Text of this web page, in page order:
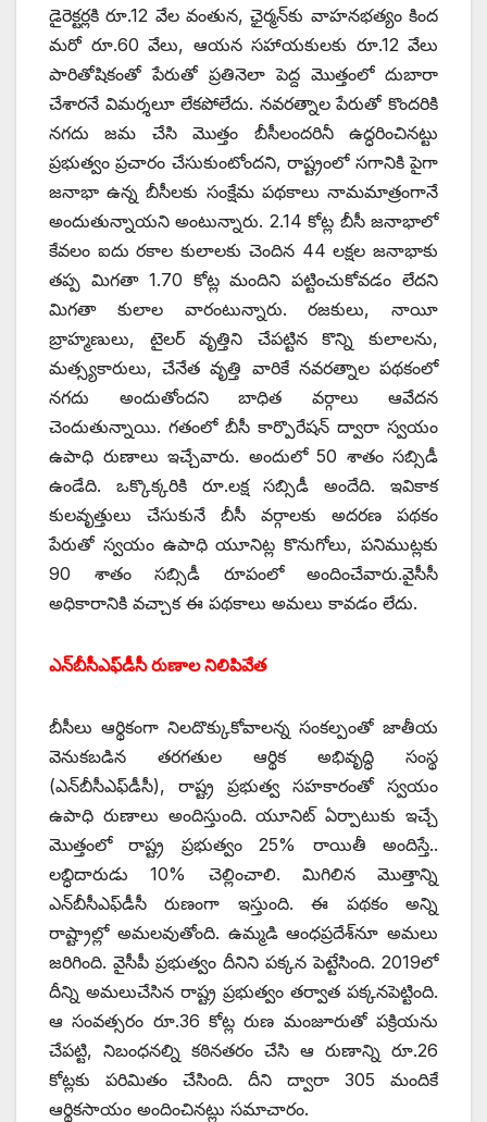
డైరెక్టర్లకి రూ.12 వేల వంతున, ఛైర్మన్‌కు వాహనభత్యం కింద
మరో రూ.60 వేలు, ఆయన సహాయకులకు రూ.12 వేలు
పారితోషికంతో పేరుతో ప్రతినెలా పెద్ద మొత్తంలో దుబారా
చేశారనే విమర్శలూ లేకపోలేదు. నవరత్నాల పేరుతో కొందరికి
నగదు జమ చేసి మొత్తం బీసీలందరినీ ఉద్ధరించినట్టు
ప్రభుత్వం ప్రచారం చేసుకుంటోందని, రాష్ట్రంలో సగానికి పైగా
జనాభా ఉన్న బీసీలకు సంక్షేమ పథకాలు నామమాత్రంగానే
అందుతున్నాయని అంటున్నారు. 2.14 కోట్ల బీసీ జనాభాలో
కేవలం ఐదు రకాల కులాలకు చెందిన 44 లక్షల జనాభాకు
తప్ప మిగతా 1.70 కోట్ల మందిని పట్టించుకోవడం లేదని
మిగతా కులాల వారంటున్నారు. రజకులు, నాయీ
బ్రాహ్మణులు, టైలర్‌ ‌వృత్తిని చేపట్టిన కొన్ని కులాలను,
మత్స్యకారులు, చేనేత వృత్తి వారికే నవరత్నాల పథకంలో
నగదు అందుతోందని బాధిత వర్గాలు ఆవేదన
చెందుతున్నాయి. గతంలో బీసీ కార్పొరేషన్‌ ‌ద్వారా స్వయం
ఉపాధి రుణాలు ఇచ్చేవారు. అందులో 50 శాతం సబ్సిడీ
ఉండేది. ఒక్కొక్కరికి రూ.లక్ష సబ్సిడీ అందేది. ఇవికాక
కులవృత్తులు చేసుకునే బీసీ వర్గాలకు అదరణ పథకం
పేరుతో స్వయం ఉపాధి యూనిట్ల కొనుగోలు, పనిముట్లకు
90 శాతం సబ్సిడీ రూపంలో అందించేవారు.వైసీసీ
అధికారానికి వచ్చాక ఈ పథకాలు అమలు కావడం లేదు.
ఎన్‌బీసీఎఫ్‌డీసీ రుణాల నిలిపివేత
బీసీలు ఆర్థికంగా నిలదొక్కుకోవాలన్న సంకల్పంతో జాతీయ
వెనుకబడిన తరగతుల ఆర్థిక అభివృద్ధి సంస్థ
(ఎన్‌బీసీఎఫ్‌డీసీ), రాష్ట్ర ప్రభుత్వ సహకారంతో స్వయం
ఉపాధి రుణాలు అందిస్తుంది. యూనిట్‌ ఏర్పాటుకు ఇచ్చే
మొత్తంలో రాష్ట్ర ప్రభుత్వం 25% రాయితీ అందిస్తే..
లబ్ధిదారుడు 10% చెల్లించాలి. మిగిలిన మొత్తాన్ని
ఎన్‌బీసీఎఫ్‌డీసీ రుణంగా ఇస్తుంది. ఈ పథకం అన్ని
రాష్ట్రాల్లో అమలవుతోంది. ఉమ్మడి ఆంధప్రదేశ్‌నూ అమలు
జరిగింది. వైసీపీ ప్రభుత్వం దీనిని పక్కన పెట్టేసింది. 2019లో
దీన్ని అమలుచేసిన రాష్ట్ర ప్రభుత్వం తర్వాత పక్కనపెట్టింది.
ఆ సంవత్సరం రూ.36 కోట్ల రుణ మంజూరుతో పక్రియను
చేపట్టి, నిబంధనల్ని కఠినతరం చేసి ఆ రుణాన్ని రూ.26
కోట్లకు పరిమితం చేసింది. దీని ద్వారా 305 మందికే
ఆర్థికసాయం అందించినట్లు సమాచారం.